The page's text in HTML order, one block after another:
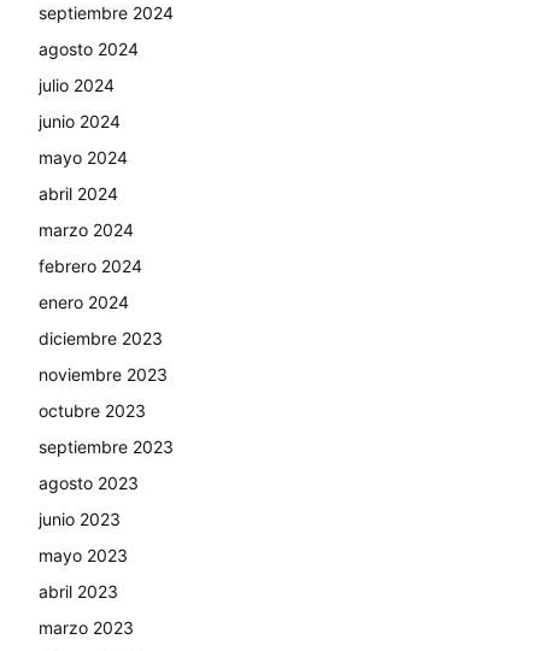
septiembre 2024
agosto 2024
julio 2024
junio 2024
mayo 2024
abril 2024
marzo 2024
febrero 2024
enero 2024
diciembre 2023
noviembre 2023
octubre 2023
septiembre 2023
agosto 2023
junio 2023
mayo 2023
abril 2023
marzo 2023